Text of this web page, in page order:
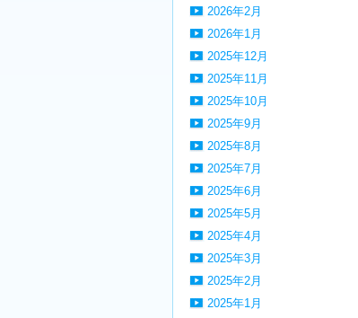
2026年2月
2026年1月
2025年12月
2025年11月
2025年10月
2025年9月
2025年8月
2025年7月
2025年6月
2025年5月
2025年4月
2025年3月
2025年2月
2025年1月